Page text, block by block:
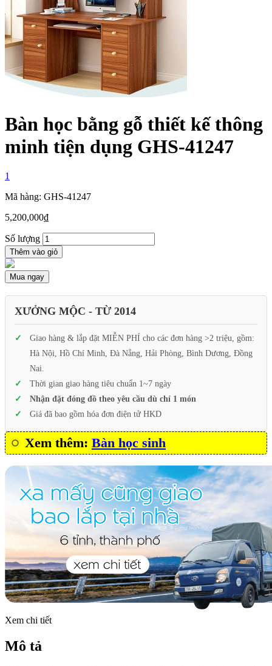
Bàn học bằng gỗ thiết kế thông
minh tiện dụng GHS-41247
1
Mã hàng: GHS-41247
5,200,000₫
Số lượng
Thêm vào giỏ
Mua ngay
XƯỞNG MỘC - TỪ 2014
Giao hàng & lắp đặt MIỄN PHÍ cho các đơn hàng >2 triệu, gồm:
Hà Nội, Hồ Chí Minh, Đà Nẵng, Hải Phòng, Bình Dương, Đồng
Nai.
Thời gian giao hàng tiêu chuẩn 1~7 ngày
Nhận đặt đóng đồ theo yêu cầu dù chỉ 1 món
Giá đã bao gồm hóa đơn điện tử HKD
Xem thêm: Bàn học sinh
Xem chi tiết
Mô tả